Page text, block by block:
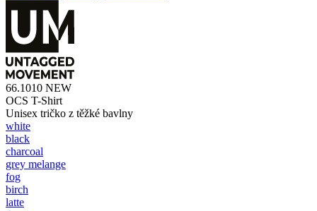
66.1010 NEW
OCS T-Shirt
Unisex tričko z těžké bavlny
white
black
charcoal
grey melange
fog
birch
latte